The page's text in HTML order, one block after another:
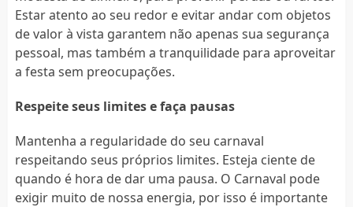
Estar atento ao seu redor e evitar andar com objetos
de valor à vista garantem não apenas sua segurança
pessoal, mas também a tranquilidade para aproveitar
a festa sem preocupações.
Respeite seus limites e faça pausas
Mantenha a regularidade do seu carnaval
respeitando seus próprios limites. Esteja ciente de
quando é hora de dar uma pausa. O Carnaval pode
exigir muito de nossa energia, por isso é importante